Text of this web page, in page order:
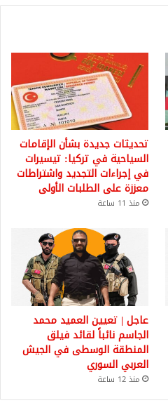
تحديثات جديدة بشأن الإقامات
السياحية في تركيا: تيسيرات
في إجراءات التجديد واشتراطات
معززة على الطلبات الأولى
منذ 11 ساعة
عاجل | تعيين العميد محمد
الجاسم نائباً لقائد فيلق
المنطقة الوسطى في الجيش
العربي السوري
منذ 12 ساعة